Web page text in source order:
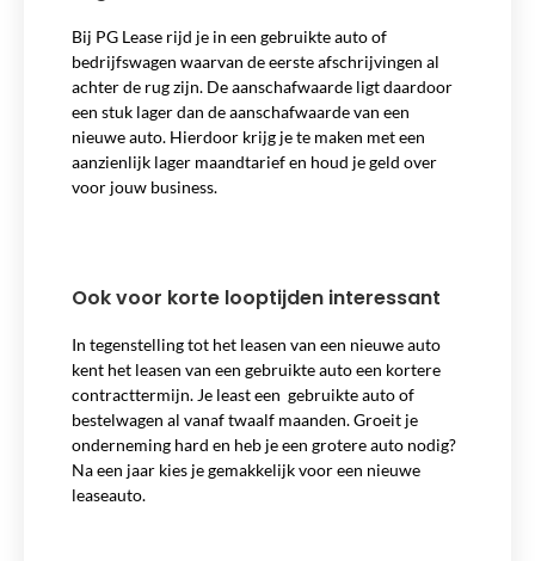
Bij PG Lease rijd je in een gebruikte auto of
bedrijfswagen waarvan de eerste afschrijvingen al
achter de rug zijn. De aanschafwaarde ligt daardoor
een stuk lager dan de aanschafwaarde van een
nieuwe auto. Hierdoor krijg je te maken met een
aanzienlijk lager maandtarief en houd je geld over
voor jouw business.
Ook voor korte looptijden interessant
In tegenstelling tot het leasen van een nieuwe auto
kent het leasen van een gebruikte auto een kortere
contracttermijn. Je least een gebruikte auto of
bestelwagen al vanaf twaalf maanden. Groeit je
onderneming hard en heb je een grotere auto nodig?
Na een jaar kies je gemakkelijk voor een nieuwe
leaseauto.